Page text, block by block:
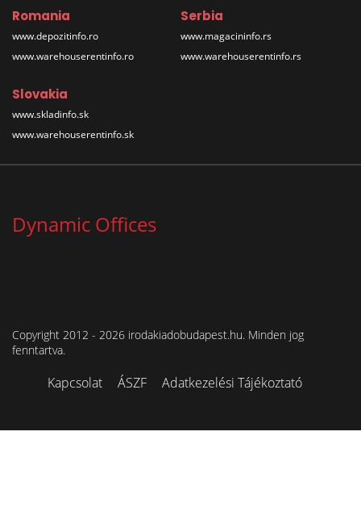
Romania
www.depozitinfo.ro
www.warehouserentinfo.ro
Serbia
www.magacininfo.rs
www.warehouserentinfo.rs
Slovakia
www.skladinfo.sk
www.warehouserentinfo.sk
Dynamic Offices
Copyright 2012 - 2026 irodakiadobudapest.hu. Minden jog
fenntartva.
Kapcsolat ÁSZF Adatkezelési Tájékoztató